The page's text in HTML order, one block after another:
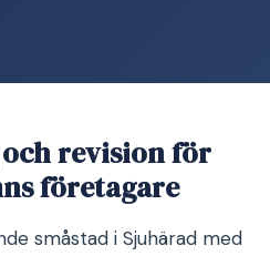
revision för
företagare
småstad i Sjuhärad med